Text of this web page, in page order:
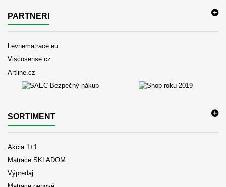
PARTNERI
Levnematrace.eu
Viscosense.cz
Artline.cz
SORTIMENT
Akcia 1+1
Matrace SKLADOM
Výpredaj